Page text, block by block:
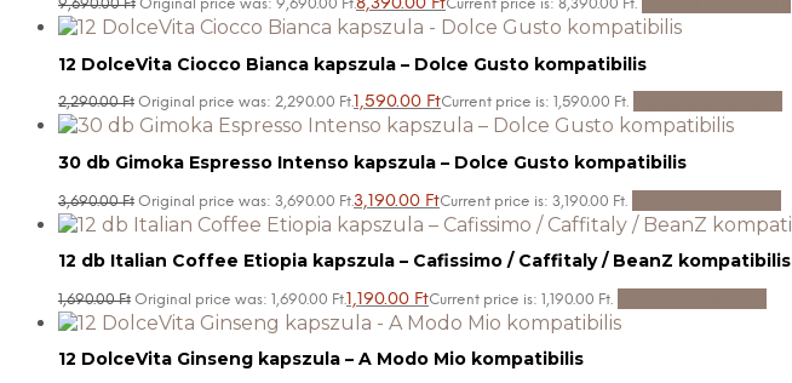
9,690.00Ft Original price was: 9,690.00 Ft.8,390.00 FtCurrent price is: 8,390.00 Ft.
12 DolceVita Ciocco Bianca kapszula – Dolce Gusto kompatibilis
2,290.00Ft Original price was: 2,290.00 Ft.1,590.00 FtCurrent price is: 1,590.00 Ft.
30 db Gimoka Espresso Intenso kapszula – Dolce Gusto kompatibilis
3,690.00Ft Original price was: 3,690.00 Ft.3,190.00 FtCurrent price is: 3,190.00 Ft.
12 db Italian Coffee Etiopia kapszula – Cafissimo / Caffitaly / BeanZ kompatibilis
1,690.00Ft Original price was: 1,690.00 Ft.1,190.00 FtCurrent price is: 1,190.00 Ft.
12 DolceVita Ginseng kapszula – A Modo Mio kompatibilis